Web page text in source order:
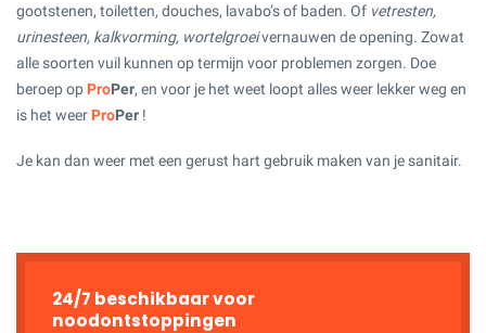
gootstenen, toiletten, douches, lavabo’s of baden. Of vetresten,
urinesteen, kalkvorming, wortelgroeivernauwen de opening. Zowat
alle soorten vuil kunnen op termijn voor problemen zorgen. Doe
beroep op ProPer, en voor je het weet loopt alles weer lekker weg en
is het weer ProPer !
Je kan dan weer met een gerust hart gebruik maken van je sanitair.
24/7 beschikbaar voor
noodontstoppingen